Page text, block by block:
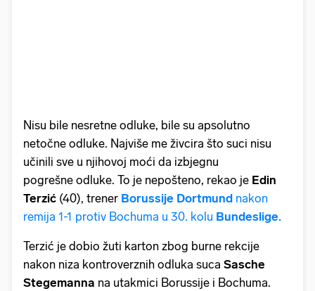
Nisu bile nesretne odluke, bile su apsolutno
netočne odluke. Najviše me živcira što suci nisu
učinili sve u njihovoj moći da izbjegnu
pogrešne odluke. To je nepošteno, rekao je Edin
Terzić (40), trener Borussije Dortmund nakon
remija 1-1 protiv Bochuma u 30. kolu Bundeslige.
Terzić je dobio žuti karton zbog burne rekcije
nakon niza kontroverznih odluka suca Sasche
Stegemanna na utakmici Borussije i Bochuma.